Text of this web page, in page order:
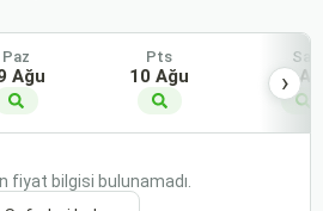
Paz
Ağu
Pts
10 Ağu
Sal
11
›
fiyat bilgisi bulunamadı.